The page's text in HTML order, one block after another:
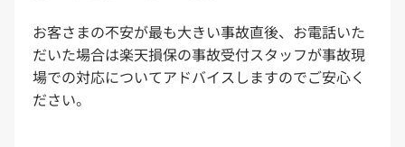
お客さまの不安が最も大きい事故直後、お電話いた
だいた場合は楽天損保の事故受付スタッフが事故現
場での対応についてアドバイスしますのでご安心く
ださい。